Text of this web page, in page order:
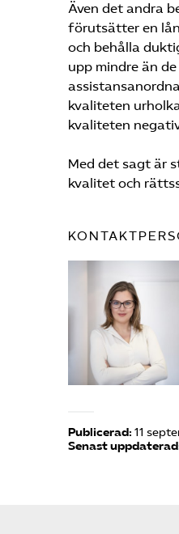
Även det andra
förutsätter en
och behålla
upp mindre än
kvaliteten
kvaliteten
Med det sagt är
kvalitet och
Publicerad: 11
Senast